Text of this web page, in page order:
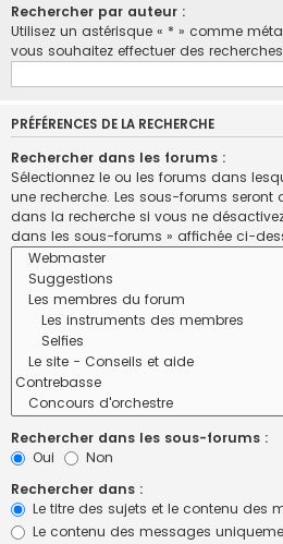
Rechercher par auteur :
Utilisez un astérisque « * » comme
vous souhaitez effectuer des
PRÉFÉRENCES DE LA RECHERCHE
Rechercher dans les forums :
Sélectionnez le ou les forums dans
une recherche. Les sous-forums
dans la recherche si vous ne
dans les sous-forums » affichée ci-
Rechercher dans les sous-forums :
Oui
Non
Rechercher dans :
Le titre des sujets et le contenu des
Le contenu des messages